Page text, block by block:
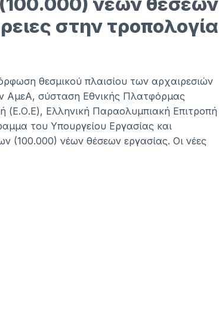
στην τροπολογία
θεσμικού πλαισίου των αρχαιρεσιών
ΑμεΑ, σύσταση Εθνικής Πλατφόρμας
(Ε.Ο.Ε), Ελληνική Παραολυμπιακή Επιτροπή
του Υπουργείου Εργασίας και
(100.000) νέων θέσεων εργασίας. Οι νέες